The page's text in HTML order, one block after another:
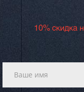
10% скидка